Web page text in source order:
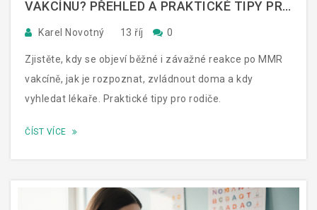
VAKCÍNU? PŘEHLED A PRAKTICKÉ TIPY PRO
Karel Novotný 13 říj 0
Zjistěte, kdy se objeví běžné i závažné reakce po MMR
vakcíně, jak je rozpoznat, zvládnout doma a kdy
vyhledat lékaře. Praktické tipy pro rodiče.
ČÍST VÍCE